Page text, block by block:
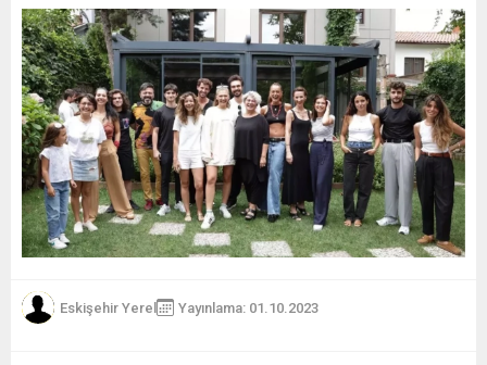
Eskişehir Yerel Yayınlama: 01.10.2023